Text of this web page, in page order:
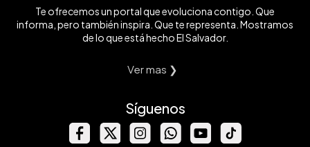
Te ofrecemos un portal que evoluciona contigo. Que
informa, pero también inspira. Que te representa. Mostramos
de lo que está hecho El Salvador.
Ver mas ❯
Síguenos